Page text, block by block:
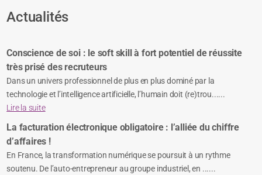
Actualités
Conscience de soi : le soft skill à fort potentiel de réussite
très prisé des recruteurs
Dans un univers professionnel de plus en plus dominé par la
technologie et l’intelligence artificielle, l’humain doit (re)trou......
Lire la suite
La facturation électronique obligatoire : l’alliée du chiffre
d’affaires !
En France, la transformation numérique se poursuit à un rythme
soutenu. De l’auto-entrepreneur au groupe industriel, en ......